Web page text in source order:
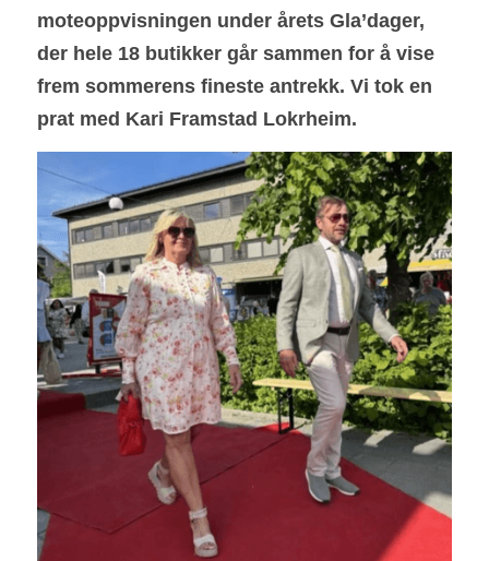
moteoppvisningen under årets Gla’dager,
der hele 18 butikker går sammen for å vise
frem sommerens fineste antrekk. Vi tok en
prat med Kari Framstad Lokrheim.